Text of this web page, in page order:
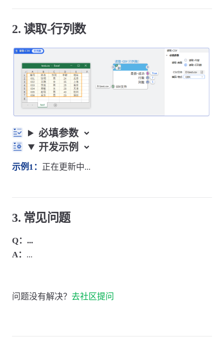
2. 读取-行列数
必填参数
开发示例
示例1： 正在更新中...
3. 常见问题
Q：...
A： ...
问题没有解决？ 去社区提问